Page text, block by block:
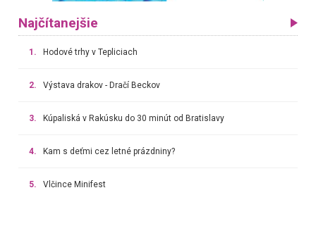
Najčítanejšie
1. Hodové trhy v Tepliciach
2. Výstava drakov - Dračí Beckov
3. Kúpaliská v Rakúsku do 30 minút od Bratislavy
4. Kam s deťmi cez letné prázdniny?
5. Vlčince Minifest